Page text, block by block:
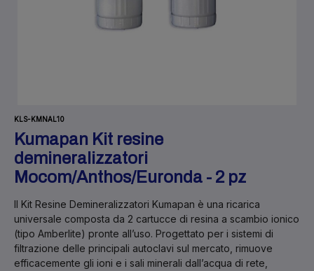
KLS-KMNAL10
Kumapan Kit resine
demineralizzatori
Mocom/Anthos/Euronda - 2 pz
Il Kit Resine Demineralizzatori Kumapan è una ricarica
universale composta da 2 cartucce di resina a scambio ionico
(tipo Amberlite) pronte all’uso. Progettato per i sistemi di
filtrazione delle principali autoclavi sul mercato, rimuove
efficacemente gli ioni e i sali minerali dall’acqua di rete,